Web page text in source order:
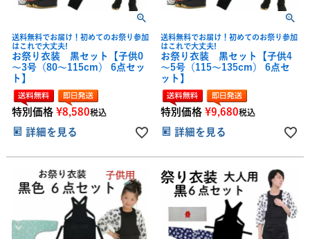
送料無料でお届け！初めてのお祭り参加
はこれで大丈夫!
お祭り衣装 黒セット【子供0
～3号（80～115cm） 6点セッ
ト】
特別価格 ¥8,580税込
詳細を見る
送料無料でお届け！初めてのお祭り参加
はこれで大丈夫!
お祭り衣装 黒セット【子供4
～5号（115～135cm） 6点セ
ット】
特別価格 ¥9,680税込
詳細を見る